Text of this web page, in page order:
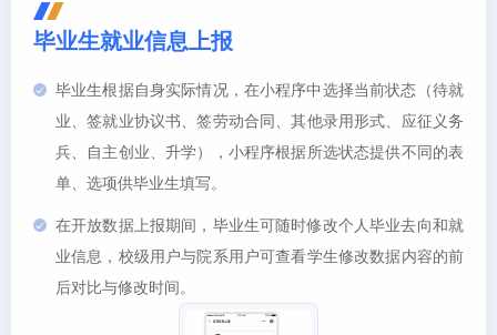
毕业生就业信息上报
毕业生根据自身实际情况，在小程序中选择当前状态（待就
业、签就业协议书、签劳动合同、其他录用形式、应征义务
兵、自主创业、升学），小程序根据所选状态提供不同的表
单、选项供毕业生填写。
在开放数据上报期间，毕业生可随时修改个人毕业去向和就
业信息，校级用户与院系用户可查看学生修改数据内容的前
后对比与修改时间。